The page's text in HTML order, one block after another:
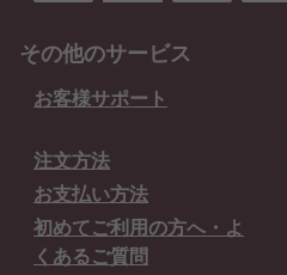
その他のサービス
お客様サポート
注文方法
お支払い方法
初めてご利用の方へ・よ
くあるご質問